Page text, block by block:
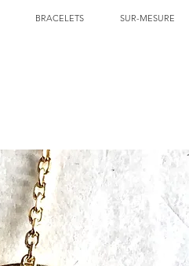
BRACELETS SUR-MESURE